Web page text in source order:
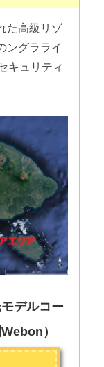
た高級リゾ
ングラライ
キュリティ
デルコー
）